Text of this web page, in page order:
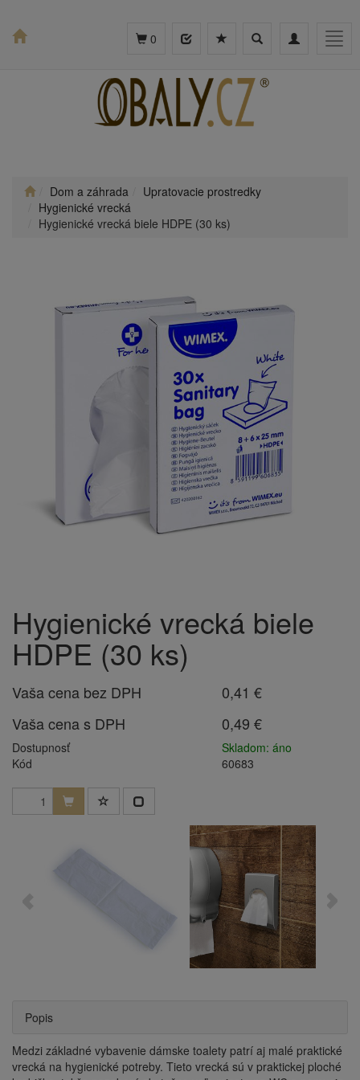
Toggle
Toggle
0
Dom a záhrada
Upratovacie prostredky
Hygienické vrecká
Hygienické vrecká biele HDPE (30 ks)
Hygienické vrecká biele
HDPE (30 ks)
Vaša cena bez DPH
0,41 €
Vaša cena s DPH
0,49 €
Dostupnosť
Skladom: áno
Kód
60683
Popis
Medzi základné vybavenie dámske toalety patrí aj malé praktické
vrecká na hygienické potreby. Tieto vrecká sú v praktickej ploché